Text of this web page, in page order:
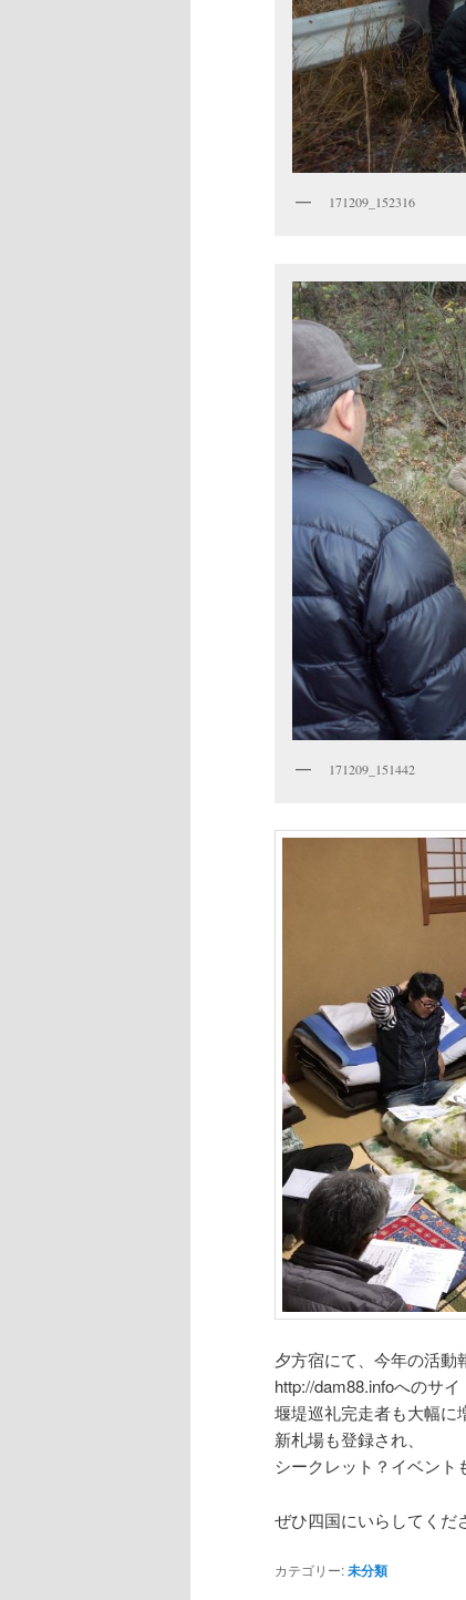
171209_152316
171209_151442
夕方宿にて、今年の活動
http://dam88.infoへのサ
堰堤巡礼完走者も大幅に
新札場も登録され、
シークレット？イベント
ぜひ四国にいらしてくだ
カテゴリー:未分類